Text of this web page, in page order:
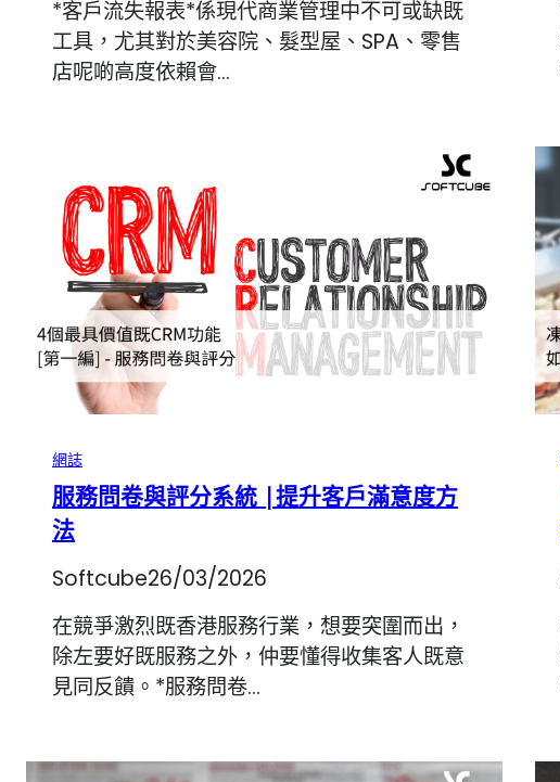
*客戶流失報表*係現代商業管理中不可或缺既
工具，尤其對於美容院、髮型屋、SPA、零售
店呢啲高度依賴會…
網誌
服務問卷與評分系統 |提升客戶滿意度方
法
Softcube26/03/2026
在競爭激烈既香港服務行業，想要突圍而出，
除左要好既服務之外，仲要懂得收集客人既意
見同反饋。*服務問卷…